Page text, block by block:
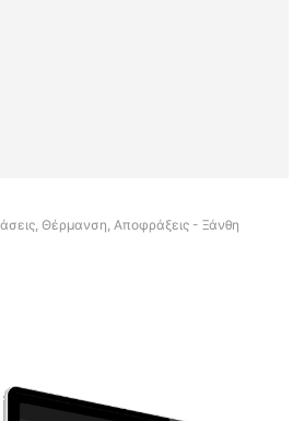
Θέρμανση, Αποφράξεις - Ξάνθη